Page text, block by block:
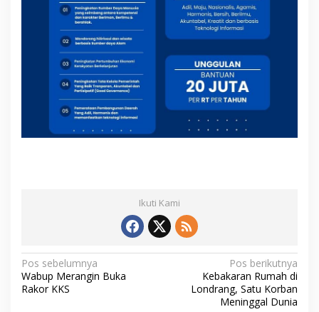
Ikuti Kami
N
a
Pos sebelumnya
Wabup Merangin Buka
Rakor KKS
Pos berikutnya
Kebakaran Rumah di
Londrang, Satu Korban
Meninggal Dunia